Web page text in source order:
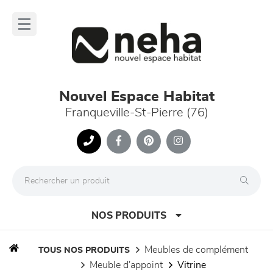
Nouvel Espace Habitat
Franqueville-St-Pierre (76)
NOS PRODUITS
TOUS NOS PRODUITS
meubles de complément
meuble d'appoint
vitrine